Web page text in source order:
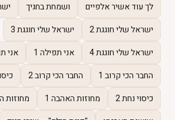
פרוייקטים +
טלוויזיה +
גלריות
לך עוד אשיר אלפיים
ושמחת בחגיך
ישראל שלי חוגגת 2
ישראל שלי חוגגת 3
ישראל שלי חוגגת 4
אני תפילה 1
אני
החבר הכי קרוב 1
החבר הכי קרוב 2
כיסוי נחת 2
מחוזות האהבה 1
מחוזות